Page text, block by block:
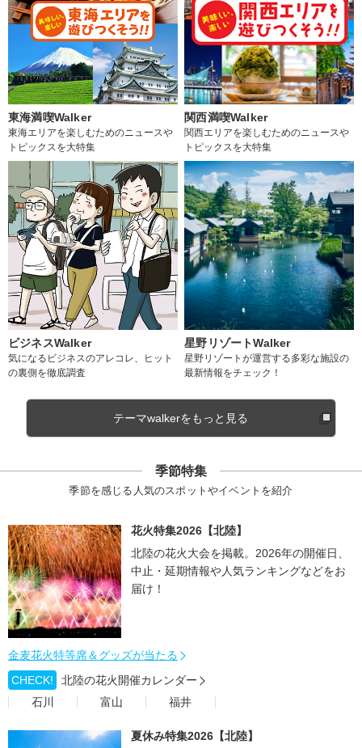
東海満喫Walker
東海エリアを楽しむためのニュースや
トピックスを大特集
関西満喫Walker
関西エリアを楽しむためのニュースや
トピックスを大特集
ビジネスWalker
気になるビジネスのアレコレ、ヒット
の裏側を徹底調査
星野リゾートWalker
星野リゾートが運営する多彩な施設の
最新情報をチェック！
テーマwalkerをもっと見る
季節特集
季節を感じる人気のスポットやイベントを紹介
花火特集2026【北陸】
北陸の花火大会を掲載。2026年の開催日、
中止・延期情報や人気ランキングなどをお
届け！
金麦花火特等席＆グッズが当たる
CHECK!
北陸の花火開催カレンダー
石川
富山 福井
夏休み特集2026【北陸】